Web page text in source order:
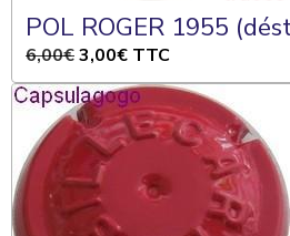
POL
6,00€3,00€ TTC